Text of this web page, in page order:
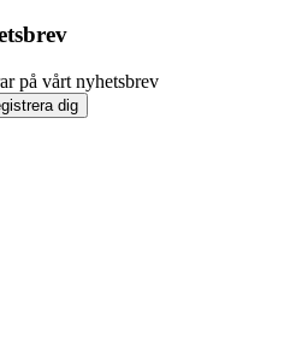
på vårt nyhetsbrev
dig